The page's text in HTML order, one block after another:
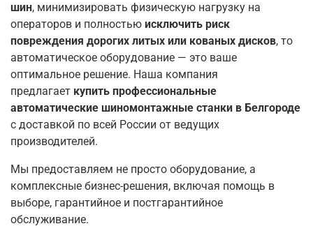
шин, минимизировать физическую нагрузку на
операторов и полностью исключить риск
повреждения дорогих литых или кованых дисков, то
автоматическое оборудование — это ваше
оптимальное решение. Наша компания
предлагает купить профессиональные
автоматические шиномонтажные станки в Белгороде
с доставкой по всей России от ведущих
производителей.
Мы предоставляем не просто оборудование, а
комплексные бизнес-решения, включая помощь в
выборе, гарантийное и постгарантийное
обслуживание.